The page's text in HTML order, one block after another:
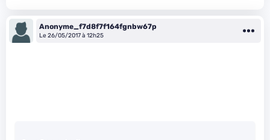
Anonyme_f7d8f7f164fgnbw67p
Le 26/05/2017 à 12h25